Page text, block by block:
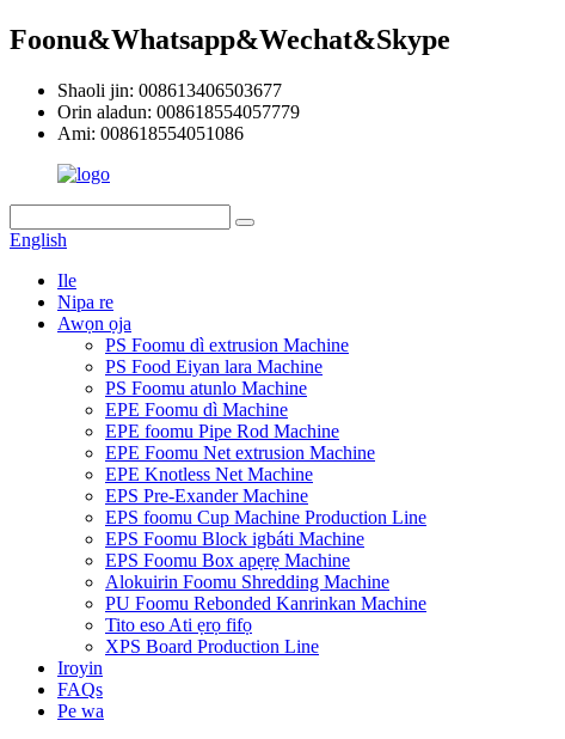
Foonu&Whatsapp&Wechat&Skype
Shaoli jin: 008613406503677
Orin aladun: 008618554057779
Ami: 008618554051086
English
Ile
Nipa re
Awọn ọja
PS Foomu dì extrusion Machine
PS Food Eiyan lara Machine
PS Foomu atunlo Machine
EPE Foomu dì Machine
EPE foomu Pipe Rod Machine
EPE Foomu Net extrusion Machine
EPE Knotless Net Machine
EPS Pre-Exander Machine
EPS foomu Cup Machine Production Line
EPS Foomu Block igbáti Machine
EPS Foomu Box apẹrẹ Machine
Alokuirin Foomu Shredding Machine
PU Foomu Rebonded Kanrinkan Machine
Tito eso Ati ẹrọ fifọ
XPS Board Production Line
Iroyin
FAQs
Pe wa